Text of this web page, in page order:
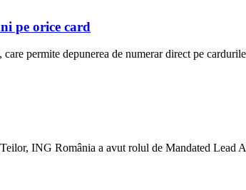
pe orice card
permite depunerea de numerar direct pe
ING România a avut rolul de Mandated